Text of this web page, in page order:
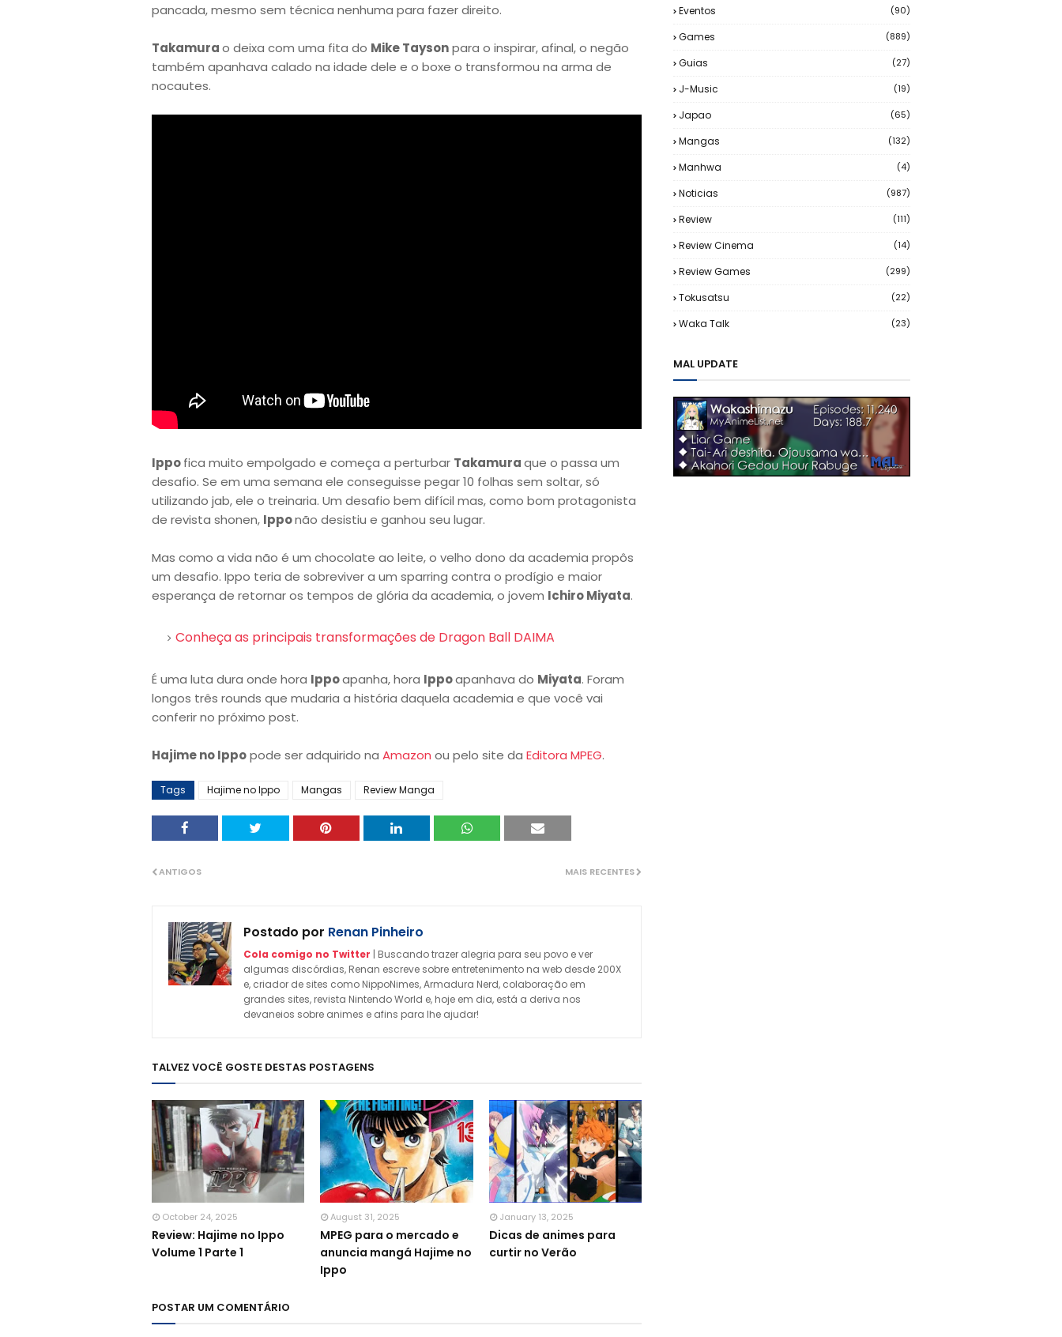
pancada, mesmo sem técnica nenhuma para fazer direito.
Takamurao deixa com uma fita do Mike Taysonpara o inspirar, afinal, o negão
também apanhava calado na idade dele e o boxe o transformou na arma de
nocautes.
Ippofica muito empolgado e começa a perturbar Takamuraque o passa um
desafio. Se em uma semana ele conseguisse pegar 10 folhas sem soltar, só
utilizando jab, ele o treinaria. Um desafio bem difícil mas, como bom protagonista
de revista shonen, Ipponão desistiu e ganhou seu lugar.
Mas como a vida não é um chocolate ao leite, o velho dono da academia propôs
um desafio. Ippo teria de sobreviver a um sparring contra o prodígio e maior
esperança de retornar os tempos de glória da academia, o jovem Ichiro Miyata.
Conheça as principais transformações de Dragon Ball DAIMA
É uma luta dura onde hora Ippoapanha, hora Ippoapanhava do Miyata. Foram
longos três rounds que mudaria a história daquela academia e que você vai
conferir no próximo post.
Hajime no Ippopode ser adquirido na Amazon ou pelo site da Editora MPEG.
Tags Hajime no Ippo Mangas Review Manga
MAIS RECENTES
ANTIGOS
Postado por Renan Pinheiro
Cola comigo no Twitter | Buscando trazer alegria para seu povo e ver
algumas discórdias, Renan escreve sobre entretenimento na web desde 200X
e, criador de sites como NippoNimes, Armadura Nerd, colaboração em
grandes sites, revista Nintendo World e, hoje em dia, está a deriva nos
devaneios sobre animes e afins para lhe ajudar!
TALVEZ VOCÊ GOSTE DESTAS POSTAGENS
October 24, 2025
Review: Hajime no Ippo
Volume 1 Parte 1
August 31, 2025
MPEG para o mercado e
anuncia mangá Hajime no
Ippo
January 13, 2025
Dicas de animes para
curtir no Verão
POSTAR UM COMENTÁRIO
Eventos (90)
Games (889)
Guias (27)
J-Music (19)
Japao (65)
Mangas (132)
Manhwa (4)
Noticias (987)
Review (111)
Review Cinema (14)
Review Games (299)
Tokusatsu (22)
Waka Talk (23)
MAL UPDATE